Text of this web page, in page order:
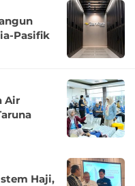
Pasifik
Air
Haji,